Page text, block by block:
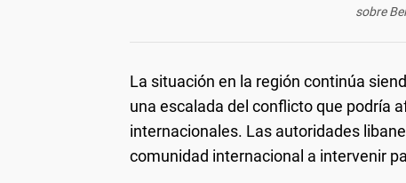
sobre
La situación en la región continúa
una escalada del conflicto que podría
internacionales. Las autoridades
comunidad internacional a intervenir